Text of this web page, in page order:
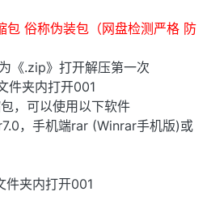
包 俗称伪装包（网盘检测严格 防
《.zip》打开解压第一次
件夹内打开001
，可以使用以下软件
，手机端rar (Winrar手机版)或
件夹内打开001